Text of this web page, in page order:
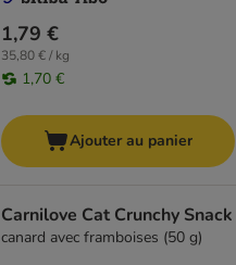
1,79 €
35,80 € / kg
1,70 €
Ajouter au panier
Carnilove Cat Crunchy Snack
canard avec framboises (50 g)